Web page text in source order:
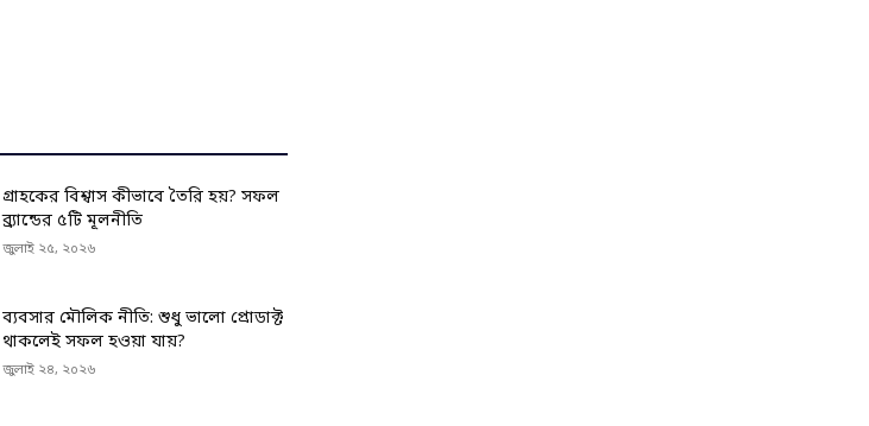
গ্রাহকের বিশ্বাস কীভাবে তৈরি হয়? সফল
ব্র্যান্ডের ৫টি মূলনীতি
জুলাই ২৫, ২০২৬
ব্যবসার মৌলিক নীতি: শুধু ভালো প্রোডাক্ট
থাকলেই সফল হওয়া যায়?
জুলাই ২৪, ২০২৬